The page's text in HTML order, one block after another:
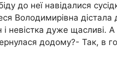
до неї навідалися
Володимирівна дістала
невістка дуже щасливі. А
додому?- Так, в